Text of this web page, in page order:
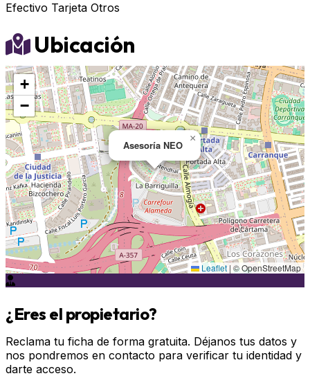
Efectivo Tarjeta Otros
Ubicación
Asesoría NEO
×
+
−
Leaflet | © OpenStreetMap
¿Eres el propietario?
Reclama tu ficha de forma gratuita. Déjanos tus datos y
nos pondremos en contacto para verificar tu identidad y
darte acceso.